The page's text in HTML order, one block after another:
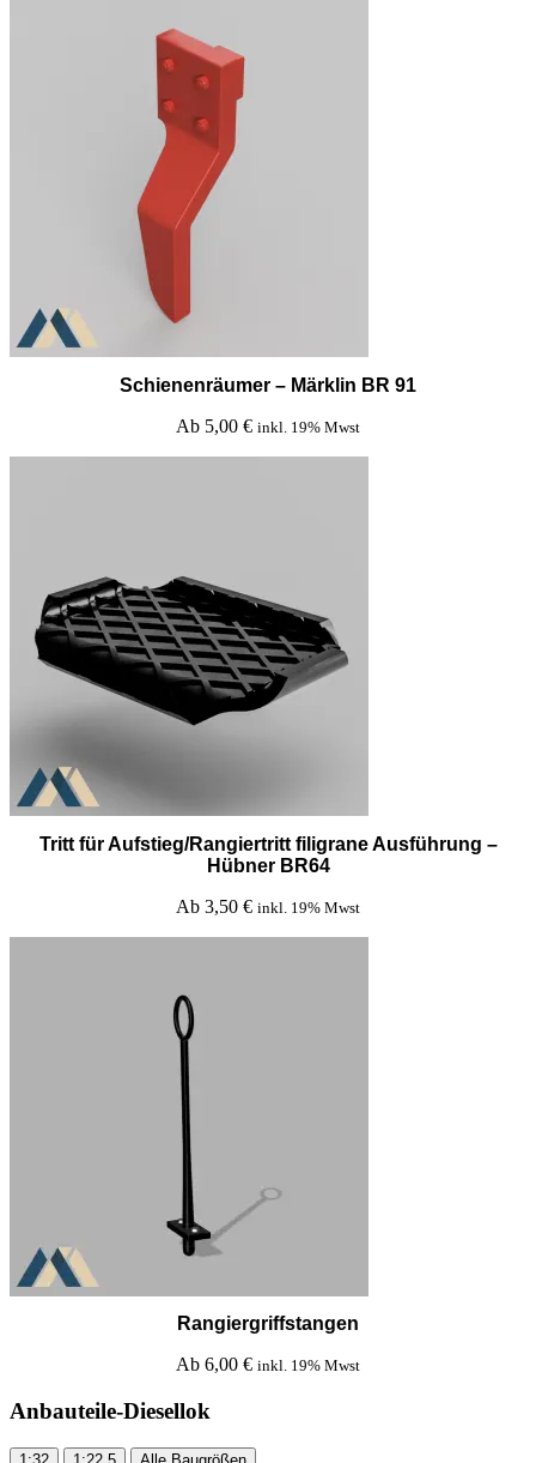
Schienenräumer – Märklin BR 91
Ab 5,00 € inkl. 19% Mwst
Tritt für Aufstieg/Rangiertritt filigrane Ausführung –
Hübner BR64
Ab 3,50 € inkl. 19% Mwst
Rangiergriffstangen
Ab 6,00 € inkl. 19% Mwst
Anbauteile-Diesellok